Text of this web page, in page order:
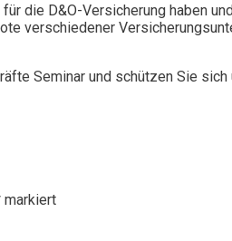
die D&O-Versicherung haben
verschiedener
Seminar und schützen Sie
markiert